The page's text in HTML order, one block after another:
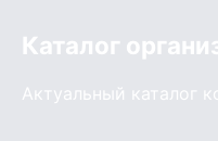
Каталог
Актуальный каталог